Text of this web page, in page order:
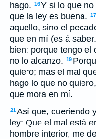
hago. 16Y si lo que
que la ley es buena. 17
aquello, sino el
que en mí (es á
bien: porque tengo el
no lo alcanzo. 19
quiero; mas el mal
hago lo que no
que mora en mí.
21Así que, queriendo
ley: Que el mal está
hombre interior, me